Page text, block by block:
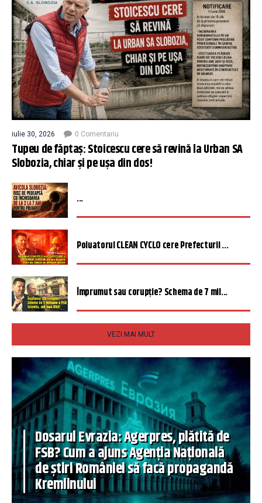
iulie 30, 2026 0 Comentariu
Tupeu de făptaș: Stoicescu cere să revină la Urban SA
Slobozia, chiar și pe ușa din dos!
...
Poluatorul CLEAN CYCLO cere Prefecturii ...
Împrumut sau corupție? Schema de 7 mil...
VEZI MAI MULT
Dosarul Evrazia: Agerpres, plătită de
FSB? Cum a ajuns Agenția Națională
de știri României să facă propagandă
Kremlinului